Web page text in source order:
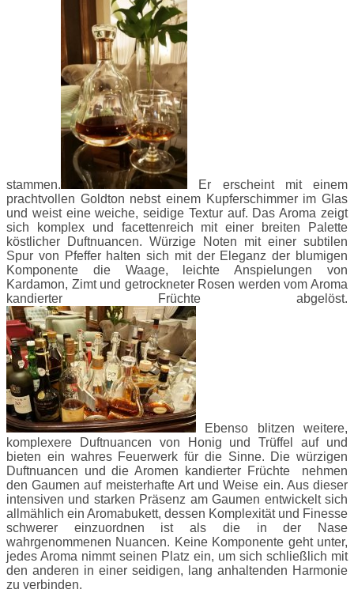
stammen.
Er erscheint mit einem
prachtvollen Goldton nebst einem Kupferschimmer im Glas
und weist eine weiche, seidige Textur auf. Das Aroma zeigt
sich komplex und facettenreich mit einer breiten Palette
köstlicher Duftnuancen. Würzige Noten mit einer subtilen
Spur von Pfeffer halten sich mit der Eleganz der blumigen
Komponente die Waage, leichte Anspielungen von
Kardamon, Zimt und getrockneter Rosen werden vom Aroma
kandierter Früchte abgelöst.
Ebenso blitzen weitere,
komplexere Duftnuancen von Honig und Trüffel auf und
bieten ein wahres Feuerwerk für die Sinne. Die würzigen
Duftnuancen und die Aromen kandierter Früchte nehmen
den Gaumen auf meisterhafte Art und Weise ein. Aus dieser
intensiven und starken Präsenz am Gaumen entwickelt sich
allmählich ein Aromabukett, dessen Komplexität und Finesse
schwerer einzuordnen ist als die in der Nase
wahrgenommenen Nuancen. Keine Komponente geht unter,
jedes Aroma nimmt seinen Platz ein, um sich schließlich mit
den anderen in einer seidigen, lang anhaltenden Harmonie
zu verbinden.